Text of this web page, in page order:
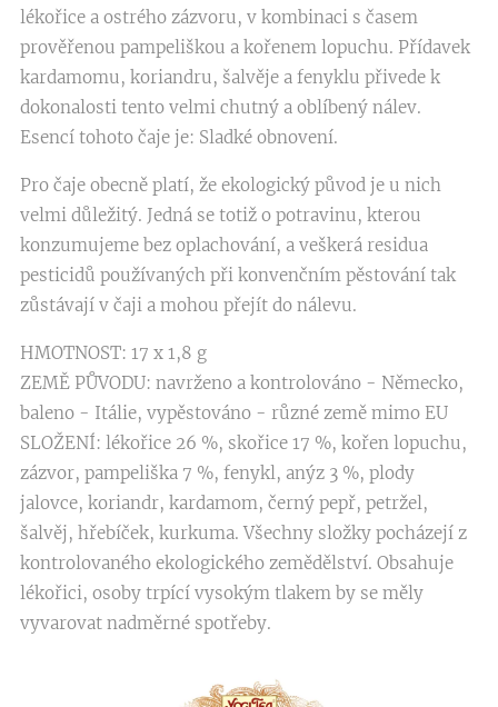
lékořice a ostrého zázvoru, v kombinaci s časem
prověřenou pampeliškou a kořenem lopuchu. Přídavek
kardamomu, koriandru, šalvěje a fenyklu přivede k
dokonalosti tento velmi chutný a oblíbený nálev.
Esencí tohoto čaje je: Sladké obnovení.
Pro čaje obecně platí, že ekologický původ je u nich
velmi důležitý. Jedná se totiž o potravinu, kterou
konzumujeme bez oplachování, a veškerá residua
pesticidů používaných při konvenčním pěstování tak
zůstávají v čaji a mohou přejít do nálevu.
HMOTNOST: 17 x 1,8 g
ZEMĚ PŮVODU: navrženo a kontrolováno - Německo,
baleno - Itálie, vypěstováno - různé země mimo EU
SLOŽENÍ: lékořice 26 %, skořice 17 %, kořen lopuchu,
zázvor, pampeliška 7 %, fenykl, anýz 3 %, plody
jalovce, koriandr, kardamom, černý pepř, petržel,
šalvěj, hřebíček, kurkuma. Všechny složky pocházejí z
kontrolovaného ekologického zemědělství. Obsahuje
lékořici, osoby trpící vysokým tlakem by se měly
vyvarovat nadměrné spotřeby.